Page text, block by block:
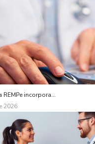
incorpora...
2026